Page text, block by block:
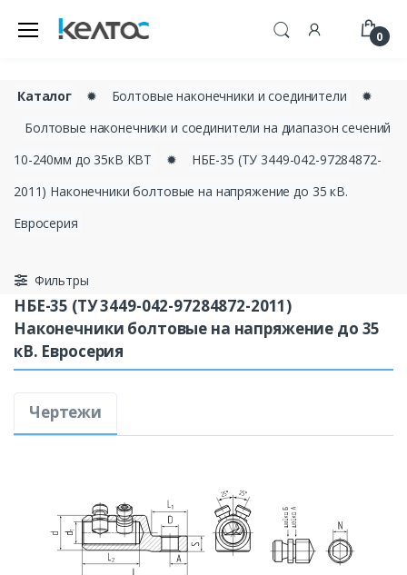
0
Каталог ✹ Болтовые наконечники и соединители
✹
Болтовые наконечники и соединители на диапазон сечений
10-240мм до 35кВ КВТ
✹
НБЕ-35 (ТУ 3449-042-97284872-
2011) Наконечники болтовые на напряжение до 35 кВ.
Евросерия
Фильтры
НБЕ-35 (ТУ 3449-042-97284872-2011)
Наконечники болтовые на напряжение до 35
кВ. Евросерия
Чертежи